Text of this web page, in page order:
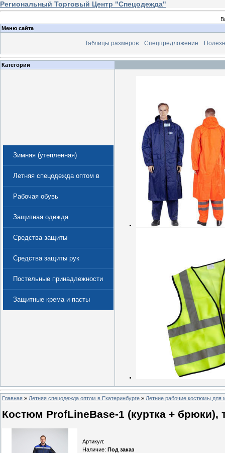
Региональный Торговый Центр "Спецодежда"
Меню сайта
Таблицы размеров Спецпредложение
Категории
Зимняя (утепленная)
спецодежда
Летняя спецодежда оптом в
Екатеринбурге
Рабочая обувь
Защитная одежда
Средства защиты
Средства защиты рук
Постельные принадлежности
Защитные крема и пасты
Главная » Летняя спецодежда оптом в Екатеринбурге » Летние рабочие костюмы для
Костюм ProfLineBase-1 (куртка +
Артикул:
Наличие: Под заказ